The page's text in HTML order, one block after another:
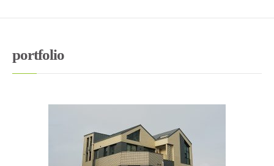
portfolio